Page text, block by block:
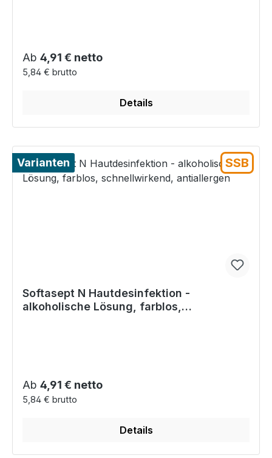
Regulärer Preis:
Ab 4,91 € netto
5,84 € brutto
Details
Varianten SSB
Softasept N Hautdesinfektion -
alkoholische Lösung, farblos,
Regulärer Preis:
Ab 4,91 € netto
5,84 € brutto
Details